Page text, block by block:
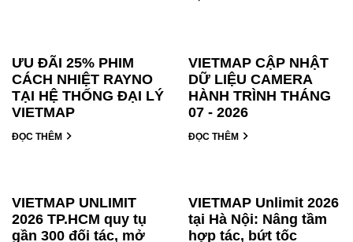
ƯU ĐÃI 25% PHIM
CÁCH NHIỆT RAYNO
TẠI HỆ THỐNG ĐẠI LÝ
VIETMAP
ĐỌC THÊM
VIETMAP CẬP NHẬT
DỮ LIỆU CAMERA
HÀNH TRÌNH THÁNG
07 - 2026
ĐỌC THÊM
VIETMAP UNLIMIT
2026 TP.HCM quy tụ
gần 300 đối tác, mở
VIETMAP Unlimit 2026
tại Hà Nội: Nâng tầm
hợp tác, bứt tốc